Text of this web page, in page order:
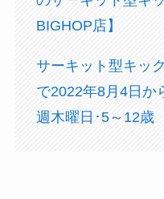
BIGHOP店】
サーキット型キッ
で2022年8月4日か
週木曜日･5～12歳